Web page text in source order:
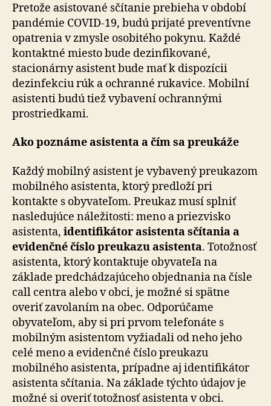
Pretože asistované sčítanie prebieha v období
pandémie COVID-19, budú prijaté preventívne
opatrenia v zmysle osobitého pokynu. Každé
kontaktné miesto bude dezinfikované,
stacionárny asistent bude mať k dispozícii
dezinfekciu rúk a ochranné rukavice. Mobilní
asistenti budú tiež vybavení ochrannými
prostriedkami.
Ako poznáme asistenta a čím sa preukáže
Každý mobilný asistent je vybavený preukazom
mobilného asistenta, ktorý predloží pri
kontakte s obyvateľom. Preukaz musí splniť
nasledujúce náležitosti: meno a priezvisko
asistenta, identifikátor asistenta sčítania a
evidenčné číslo preukazu asistenta. Totožnosť
asistenta, ktorý kontaktuje obyvateľa na
základe predchádzajúceho objednania na čísle
call centra alebo v obci, je možné si spätne
overiť zavolaním na obec. Odporúčame
obyvateľom, aby si pri prvom telefonáte s
mobilným asistentom vyžiadali od neho jeho
celé meno a evidenčné číslo preukazu
mobilného asistenta, prípadne aj identifikátor
asistenta sčítania. Na základe týchto údajov je
možné si overiť totožnosť asistenta v obci.